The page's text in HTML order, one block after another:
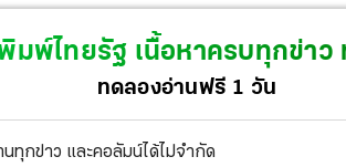
ของการเป็นผู้ประกอบการที่สามารถเชื่อม
และการพัฒนาธุรกิจนวัตกรรม จากการส่งเส
นอนาคต ทั้งนี้ มีนิสิตนักศึกษาเข้าร่วมการคัด
มพ์ไทยรัฐ เนื้อหาครบทุกข่า
ทดลองอ่านฟรี 1 วัน
นทุกข่าว และคอลัมน์ได้ไม่จำกัด